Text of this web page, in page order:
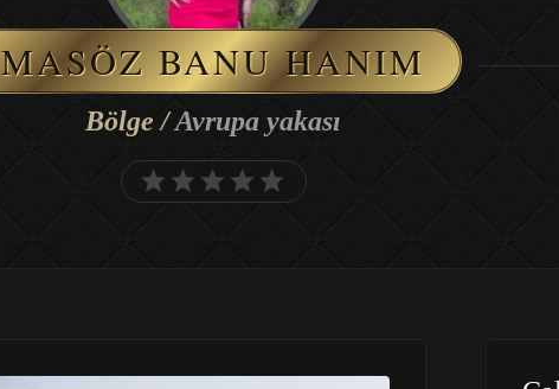
MASÖZ BANU HANIM
Bölge /Avrupa yakası